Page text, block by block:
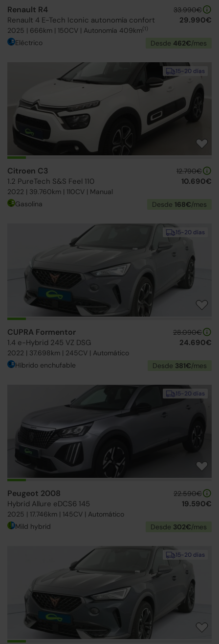
Renault R4
Renault 4 E-Tech Iconic autonomía confort
2025 | 666km | 150CV | Autonomía 409km(1)
33.990€
29.990€
Eléctrico Desde 462€/mes
15-20 días
Citroen C3
1.2 PureTech S&S Feel 110
2022 | 39.760km | 110CV | Manual
12.790€
10.690€
Gasolina Desde 168€/mes
15-20 días
CUPRA Formentor
1.4 e-Hybrid 245 VZ DSG
2022 | 37.698km | 245CV | Automático
28.090€
24.690€
Híbrido enchufable Desde 381€/mes
15-20 días
Peugeot 2008
Hybrid Allure eDCS6 145
2025 | 17.746km | 145CV | Automático
22.590€
19.590€
Mild hybrid Desde 302€/mes
15-20 días